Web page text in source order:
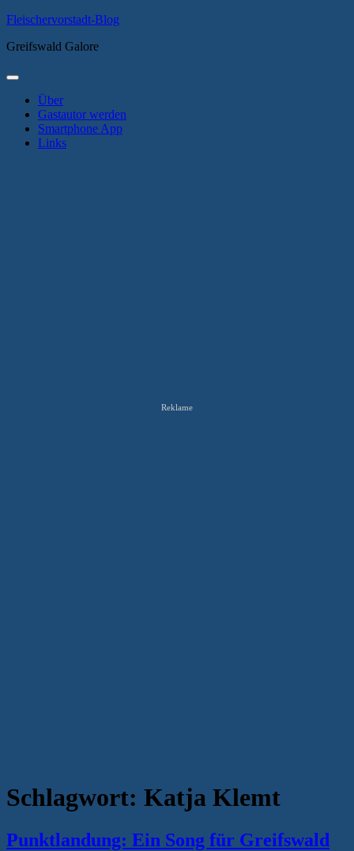
Zum
springen
Fleischervorstadt-Blog
Greifswald Galore
Primäres
Über
Gastautor werden
Smartphone App
Links
Reklame
Schlagwort: Katja Klemt
Punktlandung: Ein Song für Greifswald